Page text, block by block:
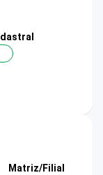
Matriz/Filial